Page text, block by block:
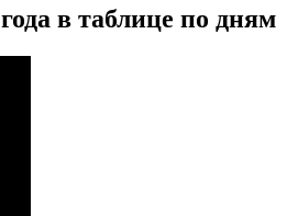
года в таблице по дням